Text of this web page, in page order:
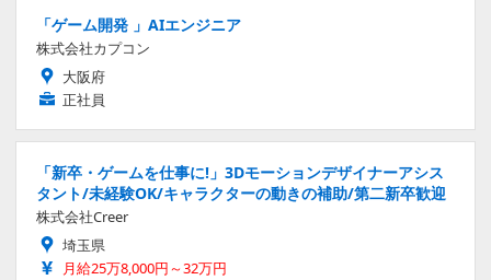
「ゲーム開発 」AIエンジニア
株式会社カプコン
大阪府
正社員
「新卒・ゲームを仕事に!」3Dモーションデザイナーアシス
タント/未経験OK/キャラクターの動きの補助/第二新卒歓迎
株式会社Creer
埼玉県
月給25万8,000円～32万円